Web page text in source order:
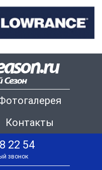
Контакты
22 54
звонок